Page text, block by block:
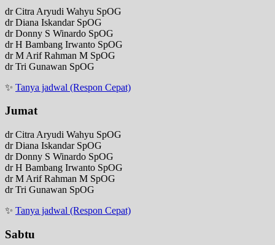
dr Citra Aryudi Wahyu SpOG
dr Diana Iskandar SpOG
dr Donny S Winardo SpOG
dr H Bambang Irwanto SpOG
dr M Arif Rahman M SpOG
dr Tri Gunawan SpOG
✨ Tanya jadwal (Respon Cepat)
Jumat
dr Citra Aryudi Wahyu SpOG
dr Diana Iskandar SpOG
dr Donny S Winardo SpOG
dr H Bambang Irwanto SpOG
dr M Arif Rahman M SpOG
dr Tri Gunawan SpOG
✨ Tanya jadwal (Respon Cepat)
Sabtu